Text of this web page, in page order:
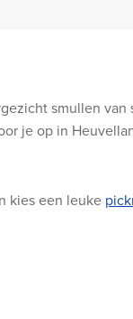
smullen
je op in
kies een leuke